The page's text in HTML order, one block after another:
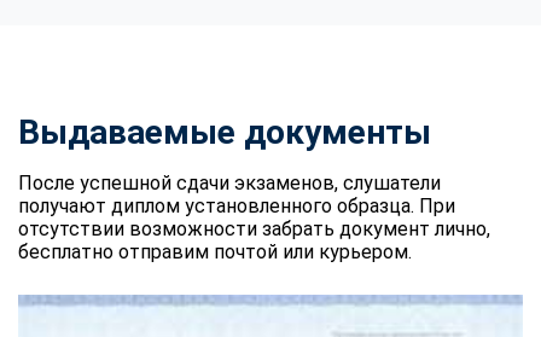
Выдаваемые документы
После успешной сдачи экзаменов, слушатели
получают диплом установленного образца. При
отсутствии возможности забрать документ лично,
бесплатно отправим почтой или курьером.